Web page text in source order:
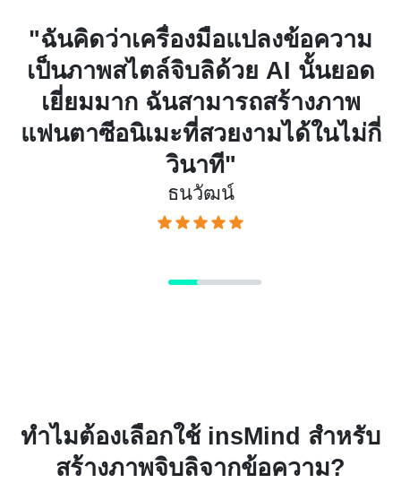
"ฉันคิดว่าเครื่องมือแปลงข้อความ
เป็นภาพสไตล์จิบลิด้วย AI นั้นยอด
เยี่ยมมาก ฉันสามารถสร้างภาพ
แฟนตาซีอนิเมะที่สวยงามได้ในไม่กี่
วินาที"
ธนวัฒน์
ทำไมต้องเลือกใช้ insMind สำหรับ
สร้างภาพจิบลิจากข้อความ?